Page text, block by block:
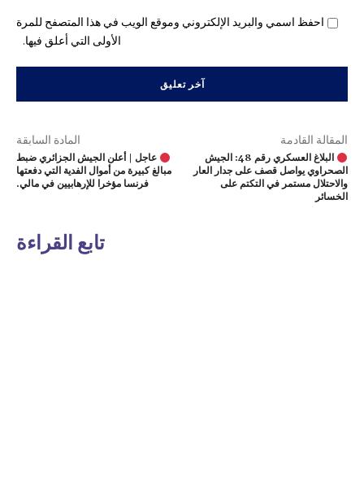
احفظ اسمي والبريد الإلكتروني وموقع الويب في هذا المتصفح للمرة
الأولى التي أعلق فيها.
المادة السابقة
عاجل | أعلن الجيش الجزائري ضبط
مبالغ كبيرة من أموال الفدية التي دفعتها
فرنسا مؤخرا للإرهابيين في مالي.
المقالة القادمة
البلاغ العسكري رقم 48: الجيش
الصحراوي يواصل قصف على جدار العار
والاحتلال مستمر في التكتم على
الخسائر
تابع القراءة